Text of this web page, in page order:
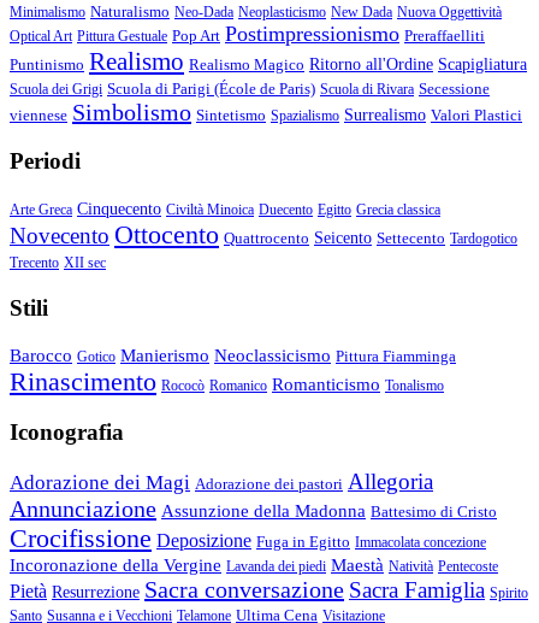
Minimalismo Naturalismo Neo-Dada Neoplasticismo New Dada Nuova Oggettività
Optical Art Pittura Gestuale Pop Art Postimpressionismo Preraffaelliti
Puntinismo Realismo Realismo Magico Ritorno all'Ordine Scapigliatura
Scuola dei Grigi Scuola di Parigi (École de Paris) Scuola di Rivara Secessione
viennese Simbolismo Sintetismo Spazialismo Surrealismo Valori Plastici
Periodi
Arte Greca Cinquecento Civiltà Minoica Duecento Egitto Grecia classica
Novecento Ottocento Quattrocento Seicento Settecento Tardogotico
Trecento XII sec
Stili
Barocco Gotico Manierismo Neoclassicismo Pittura Fiamminga
Rinascimento Rococò Romanico Romanticismo Tonalismo
Iconografia
Adorazione dei Magi Adorazione dei pastori Allegoria
Annunciazione Assunzione della Madonna Battesimo di Cristo
Crocifissione Deposizione Fuga in Egitto Immacolata concezione
Incoronazione della Vergine Lavanda dei piedi Maestà Natività Pentecoste
Pietà Resurrezione Sacra conversazione Sacra Famiglia Spirito
Santo Susanna e i Vecchioni Telamone Ultima Cena Visitazione